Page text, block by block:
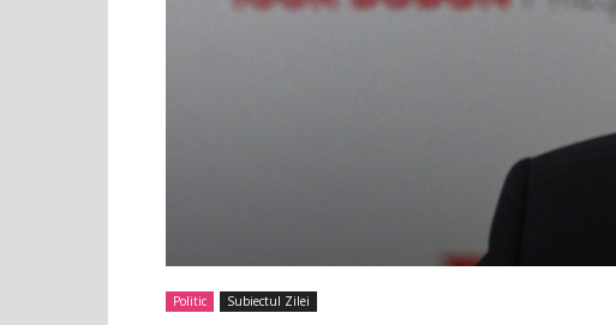
Politic Subiectul Zilei